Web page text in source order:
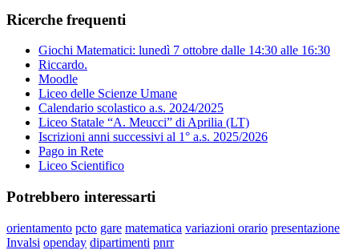
Ricerche frequenti
Giochi Matematici: lunedì 7 ottobre dalle 14:30 alle 16:30
Riccardo.
Moodle
Liceo delle Scienze Umane
Calendario scolastico a.s. 2024/2025
Liceo Statale “A. Meucci” di Aprilia (LT)
Iscrizioni anni successivi al 1° a.s. 2025/2026
Pago in Rete
Liceo Scientifico
Potrebbero interessarti
orientamento pcto gare matematica variazioni orario presentazione
Invalsi openday dipartimenti pnrr